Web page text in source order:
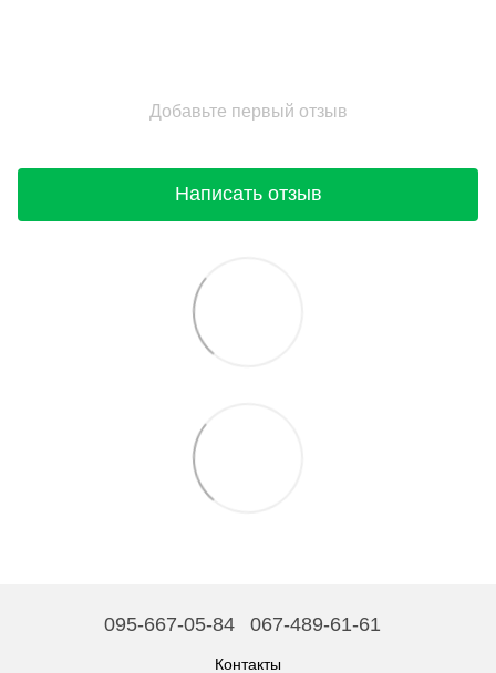
Добавьте первый отзыв
Написать отзыв
095-667-05-84 067-489-61-61
Контакты